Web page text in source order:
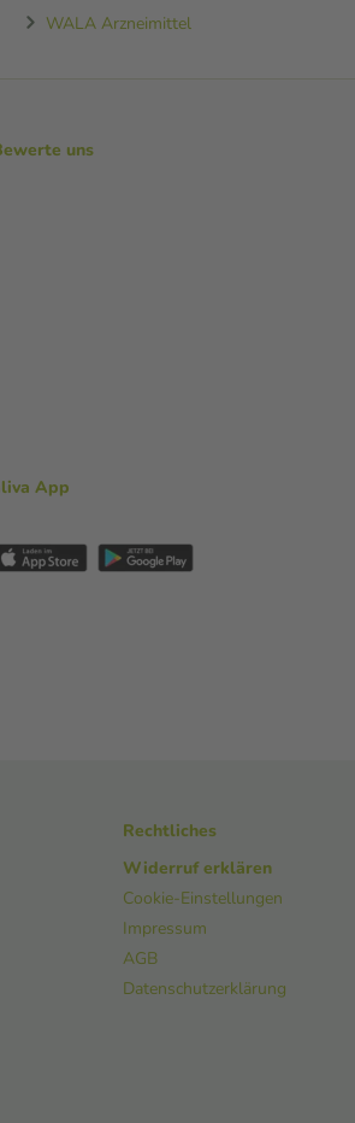
WALA Arzneimittel
uns
App
Rechtliches
Widerruf erklären
Cookie-Einstellungen
Impressum
AGB
Datenschutzerklärung